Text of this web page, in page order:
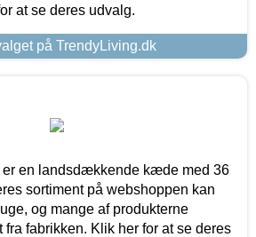
at se deres udvalg.
på TrendyLiving.dk
er en landsdækkende kæde med 36
sortiment på webshoppen kan
og mange af produkterne
fra fabrikken. Klik her for at se deres